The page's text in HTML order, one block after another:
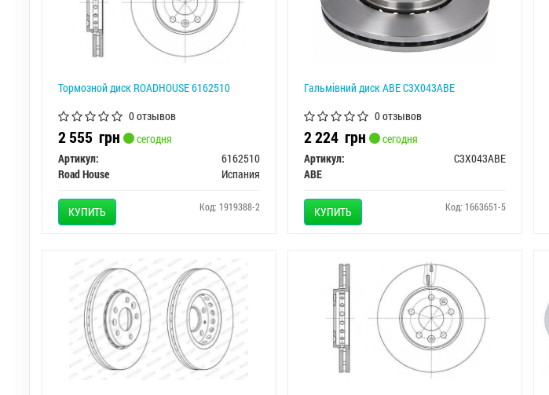
Тормозной диск ROADHOUSE 6162510
0 отзывов
2 555 грн
сегодня
Артикул:
6162510
Road House
Испания
КУПИТЬ Код: 1919388-2
Гальмівний диск ABE C3X043ABE
0 отзывов
2 224 грн
сегодня
Артикул:
C3X043ABE
ABE
КУПИТЬ Код: 1663651-5